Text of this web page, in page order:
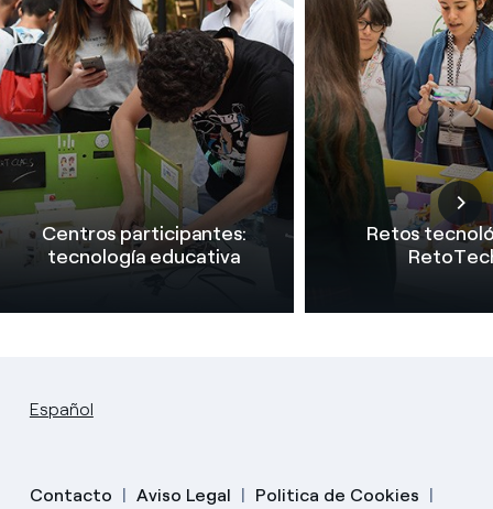
Centros participantes:
tecnología educativa
Retos
Español
Contacto Aviso Legal Politica de Cookies